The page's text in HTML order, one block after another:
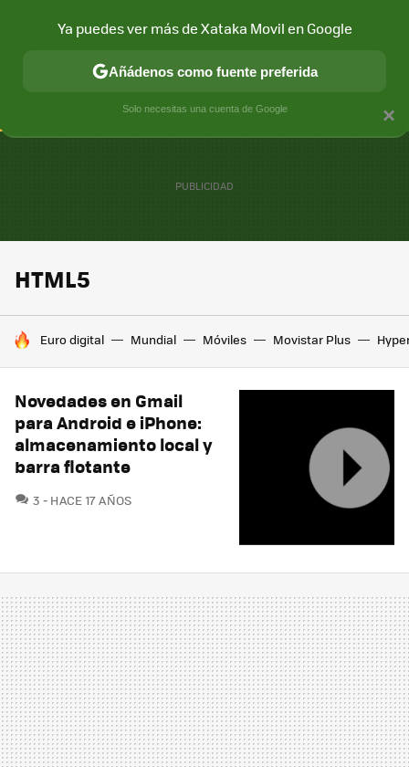
CONECTIVIDAD MÓVIL Y SOCIEDAD APLICACIONES
HTML5
HOY SE HABLA DE
Euro digital Mundial Móviles Movistar Plus
Novedades en Gmail
para Android e iPhone:
almacenamiento local y
barra flotante
3 COMENTARIOS
HACE 17 AÑOS
×
Ya puedes ver más de Xataka Movil en Google
Añádenos como fuente preferida
Solo necesitas una cuenta de Google